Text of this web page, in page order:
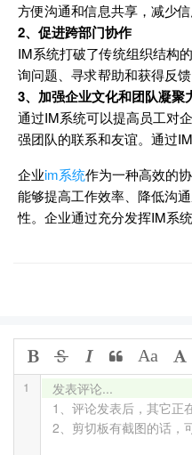
方便沟通和信息共享，减少信
2、促进跨部门协作
IM系统打破了传统组织结构
询问题、寻求帮助和获得反
3、加强企业文化和团队凝聚
通过IM系统可以提高员工对
强团队的联系和友谊。通过
企业im系统作为一种高效的
能够提高工作效率、降低沟
性。企业通过充分发挥IM系
发表评论...
1、评论发表后，其它正
2、剪切板有截图的话，
1
Aa